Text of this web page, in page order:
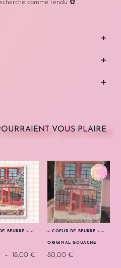
comme rendu ✿
VOUS PLAIRE
BEURRE » –
– 18,00 €
« COEUR DE BEURRE » –
ORIGINAL GOUACHE
80,00 €